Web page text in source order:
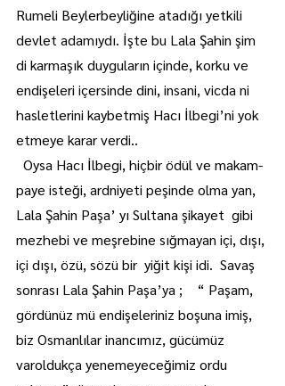
Rumeli Beylerbeyliğine atadığı yetkili
devlet adamıydı. İşte bu Lala Şahin şim
di karmaşık duyguların içinde, korku ve
endişeleri içersinde dini, insani, vicda ni
hasletlerini kaybetmiş Hacı İlbegi’ni yok
etmeye karar verdi..
Oysa Hacı İlbegi, hiçbir ödül ve makam-
paye isteği, ardniyeti peşinde olma yan,
Lala Şahin Paşa’ yı Sultana şikayet  gibi
mezhebi ve meşrebine sığmayan içi, dışı,
içi dışı, özü, sözü bir  yiğit kişi idi.  Savaş
sonrası Lala Şahin Paşa’ya ;    “ Paşam,
gördünüz mü endişeleriniz boşuna imiş,
biz Osmanlılar inancımız, gücümüz
varoldukça yenemeyeceğimiz ordu